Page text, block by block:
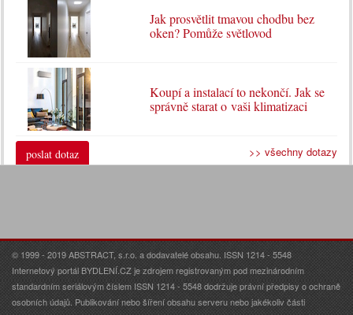
Jak prosvětlit tmavou chodbu bez
oken? Pomůže světlovod
Koupí a instalací to nekončí. Jak se
správně starat o vaši klimatizaci
poslat dotaz >> všechny dotazy
© 1999 - 2019 ABSTRACT, s.r.o. a dodavatelé obsahu. ISSN 1214 - 5548
Internetový portál BYDLENÍ.CZ je zdrojem registrovaným pod mezinárodním
standardním seriálovým číslem ISSN 1214 - 5548 dodržuje právní předpisy o ochraně
osobních údajů. Publikování nebo šíření obsahu serveru nebo jakékoliv části